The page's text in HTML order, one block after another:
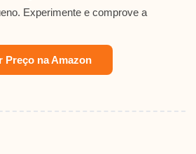
Experimente e comprove a
Preço na Amazon